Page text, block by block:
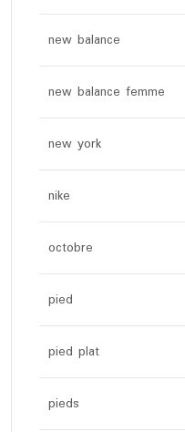
new balance
new balance femme
new york
nike
octobre
pied
pied plat
pieds